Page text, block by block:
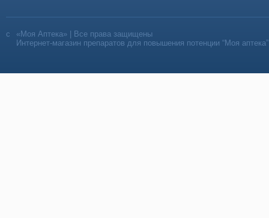
«Моя Аптека» | Все права защищены
Интернет-магазин препаратов для повышения потенции “Моя